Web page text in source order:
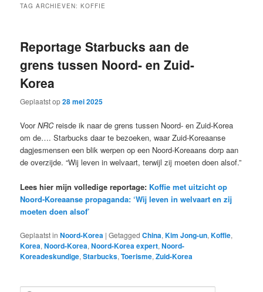
TAG ARCHIEVEN:KOFFIE
Reportage Starbucks aan de
grens tussen Noord- en Zuid-
Korea
Geplaatst op28 mei 2025
VoorNRC reisde ik naar de grens tussen Noord- en Zuid-Korea
om de…. Starbucks daar te bezoeken, waar Zuid-Koreaanse
dagjesmensen een blik werpen op een Noord-Koreaans dorp aan
de overzijde. “Wij leven in welvaart, terwijl zij moeten doen alsof.”
Lees hier mijn volledige reportage: Koffie met uitzicht op
Noord-Koreaanse propaganda: ‘Wij leven in welvaart en zij
moeten doen alsof’
Geplaatst in Noord-Korea |Getagged China,Kim Jong-un,Koffie,
Korea,Noord-Korea,Noord-Korea expert,Noord-
Koreadeskundige,Starbucks,Toerisme,Zuid-Korea